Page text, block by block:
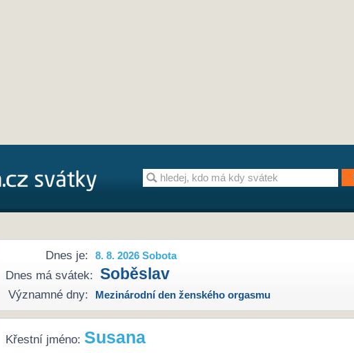
Dnes je: 8. 8. 2026 Sobota
Dnes má svátek: Soběslav
Významné dny: Mezinárodní den ženského orgasmu
Křestní jméno: Susana